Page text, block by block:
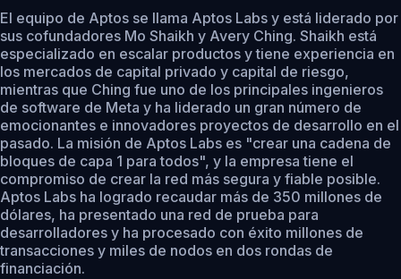
El equipo de Aptos se llama Aptos Labs y está liderado por
sus cofundadores Mo Shaikh y Avery Ching. Shaikh está
especializado en escalar productos y tiene experiencia en
los mercados de capital privado y capital de riesgo,
mientras que Ching fue uno de los principales ingenieros
de software de Meta y ha liderado un gran número de
emocionantes e innovadores proyectos de desarrollo en el
pasado. La misión de Aptos Labs es "crear una cadena de
bloques de capa 1 para todos", y la empresa tiene el
compromiso de crear la red más segura y fiable posible.
Aptos Labs ha logrado recaudar más de 350 millones de
dólares, ha presentado una red de prueba para
desarrolladores y ha procesado con éxito millones de
transacciones y miles de nodos en dos rondas de
financiación.